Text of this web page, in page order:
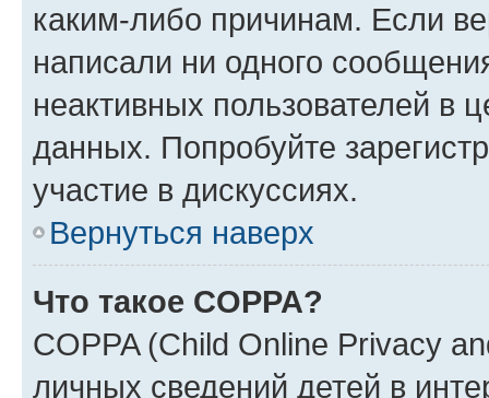
каким-либо причинам. Если
написали ни одного
неактивных пользователей в
данных. Попробуйте
участие в дискуссиях.
Вернуться наверх
Что такое COPPA?
COPPA (Child Online Privacy
личных сведений детей в